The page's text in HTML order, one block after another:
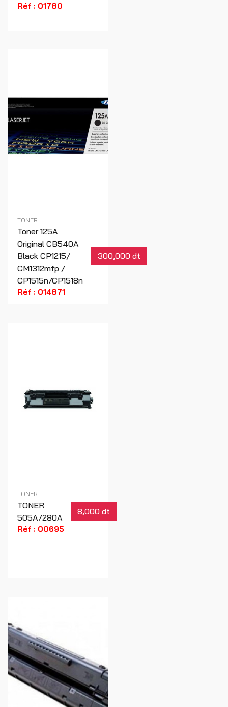
Réf : 01780
TONER
Toner 125A
Original CB540A
Black CP1215/
CM1312mfp /
CP1515n/CP1518n
300,000 dt
Réf : 014871
TONER
TONER
505A/280A
8,000 dt
Réf : 00695